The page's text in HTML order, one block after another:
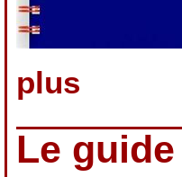
plus
Le